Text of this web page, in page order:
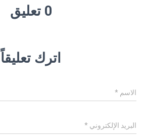
0 تعليق
اترك تعليقاً
الاسم *
البريد الإلكتروني *